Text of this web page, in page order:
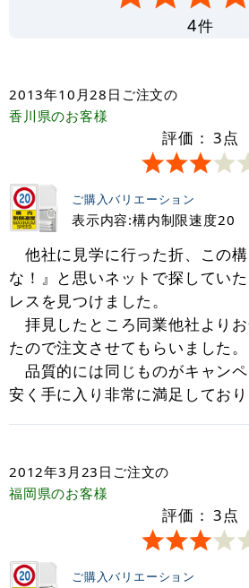
4件
2013年10月28日 ご注文の
香川県のお客様
評価： 3点
ご購入バリエーション
表示内容:構内制限速度20
他社に見学に行った折、この
な！』と思いネットで探してい
レスを見つけました。
拝見したところ同業他社より
たので注文させてもらいました。
品質的には同じものがキャン
安く手に入り非常に満足しており
2012年3月23日 ご注文の
福岡県のお客様
評価： 3点
ご購入バリエーション